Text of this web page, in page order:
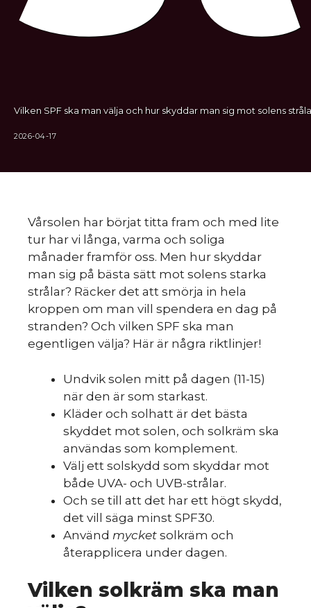
Vilken SPF ska man välja och hur skyddar man sig mot solens
2026-04-17
Vårsolen har börjat titta fram och med lite
tur har vi långa, varma och soliga
månader framför oss. Men hur skyddar
man sig på bästa sätt mot solens starka
strålar? Räcker det att smörja in hela
kroppen om man vill spendera en dag på
stranden? Och vilken SPF ska man
egentligen välja? Här är några riktlinjer!
Undvik solen mitt på dagen (11-15)
när den är som starkast.
Kläder och solhatt är det bästa
skyddet mot solen, och solkräm ska
användas som komplement.
Välj ett solskydd som skyddar mot
både UVA- och UVB-strålar.
Och se till att det har ett högt skydd,
det vill säga minst SPF30.
Använd mycket solkräm och
återapplicera under dagen.
Vilken solkräm ska man